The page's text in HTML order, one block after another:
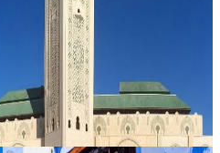
da Casablanca e lasciati
di Marrakech, una delle città più
come la Città Rossa,